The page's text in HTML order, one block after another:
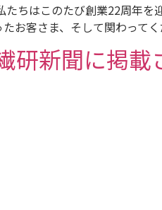
たちはこのたび創業22周年
たお客さま、そして関わって
研新聞に掲載